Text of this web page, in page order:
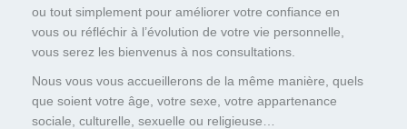
ou tout simplement pour améliorer votre confiance en
vous ou réfléchir à l’évolution de votre vie personnelle,
vous serez les bienvenus à nos consultations.
Nous vous vous accueillerons de la même manière, quels
que soient votre âge, votre sexe, votre appartenance
sociale, culturelle, sexuelle ou religieuse…